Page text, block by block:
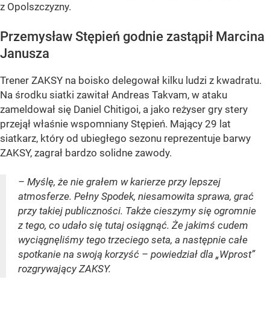
z Opolszczyzny.
Przemysław Stępień godnie zastąpił Marcina
Janusza
Trener ZAKSY na boisko delegował kilku ludzi z kwadratu.
Na środku siatki zawitał Andreas Takvam, w ataku
zameldował się Daniel Chitigoi, a jako reżyser gry stery
przejął właśnie wspomniany Stępień. Mający 29 lat
siatkarz, który od ubiegłego sezonu reprezentuje barwy
ZAKSY, zagrał bardzo solidne zawody.
– Myślę, że nie grałem w karierze przy lepszej
atmosferze. Pełny Spodek, niesamowita sprawa, grać
przy takiej publiczności. Także cieszymy się ogromnie
z tego, co udało się tutaj osiągnąć. Że jakimś cudem
wyciągnęliśmy tego trzeciego seta, a następnie całe
spotkanie na swoją korzyść – powiedział dla „Wprost”
rozgrywający ZAKSY.